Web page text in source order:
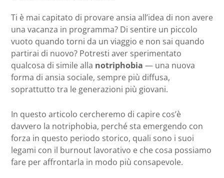
Ti è mai capitato di provare ansia all’idea di non avere
una vacanza in programma? Di sentire un piccolo
vuoto quando torni da un viaggio e non sai quando
partirai di nuovo? Potresti aver sperimentato
qualcosa di simile alla notriphobia — una nuova
forma di ansia sociale, sempre più diffusa,
soprattutto tra le generazioni più giovani.
In questo articolo cercheremo di capire cos’è
davvero la notriphobia, perché sta emergendo con
forza in questo periodo storico, quali sono i suoi
legami con il burnout lavorativo e che cosa possiamo
fare per affrontarla in modo più consapevole.